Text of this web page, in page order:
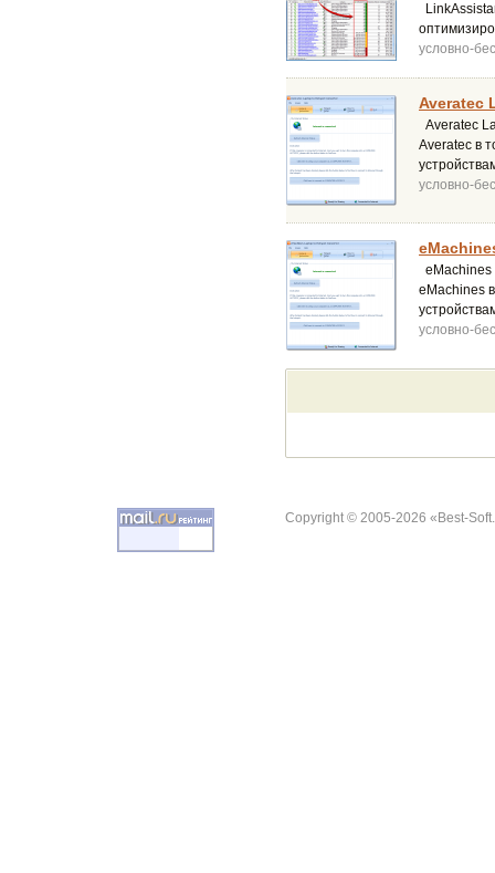
условно-
Averatec
Averatec
Averatec в
условно-
eMachines
eMachines
условно-
Copyright © 2005-2026 «Best-